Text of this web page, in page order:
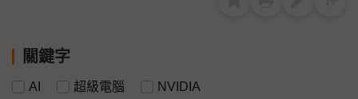
關鍵字
AI 超級電腦 NVIDIA